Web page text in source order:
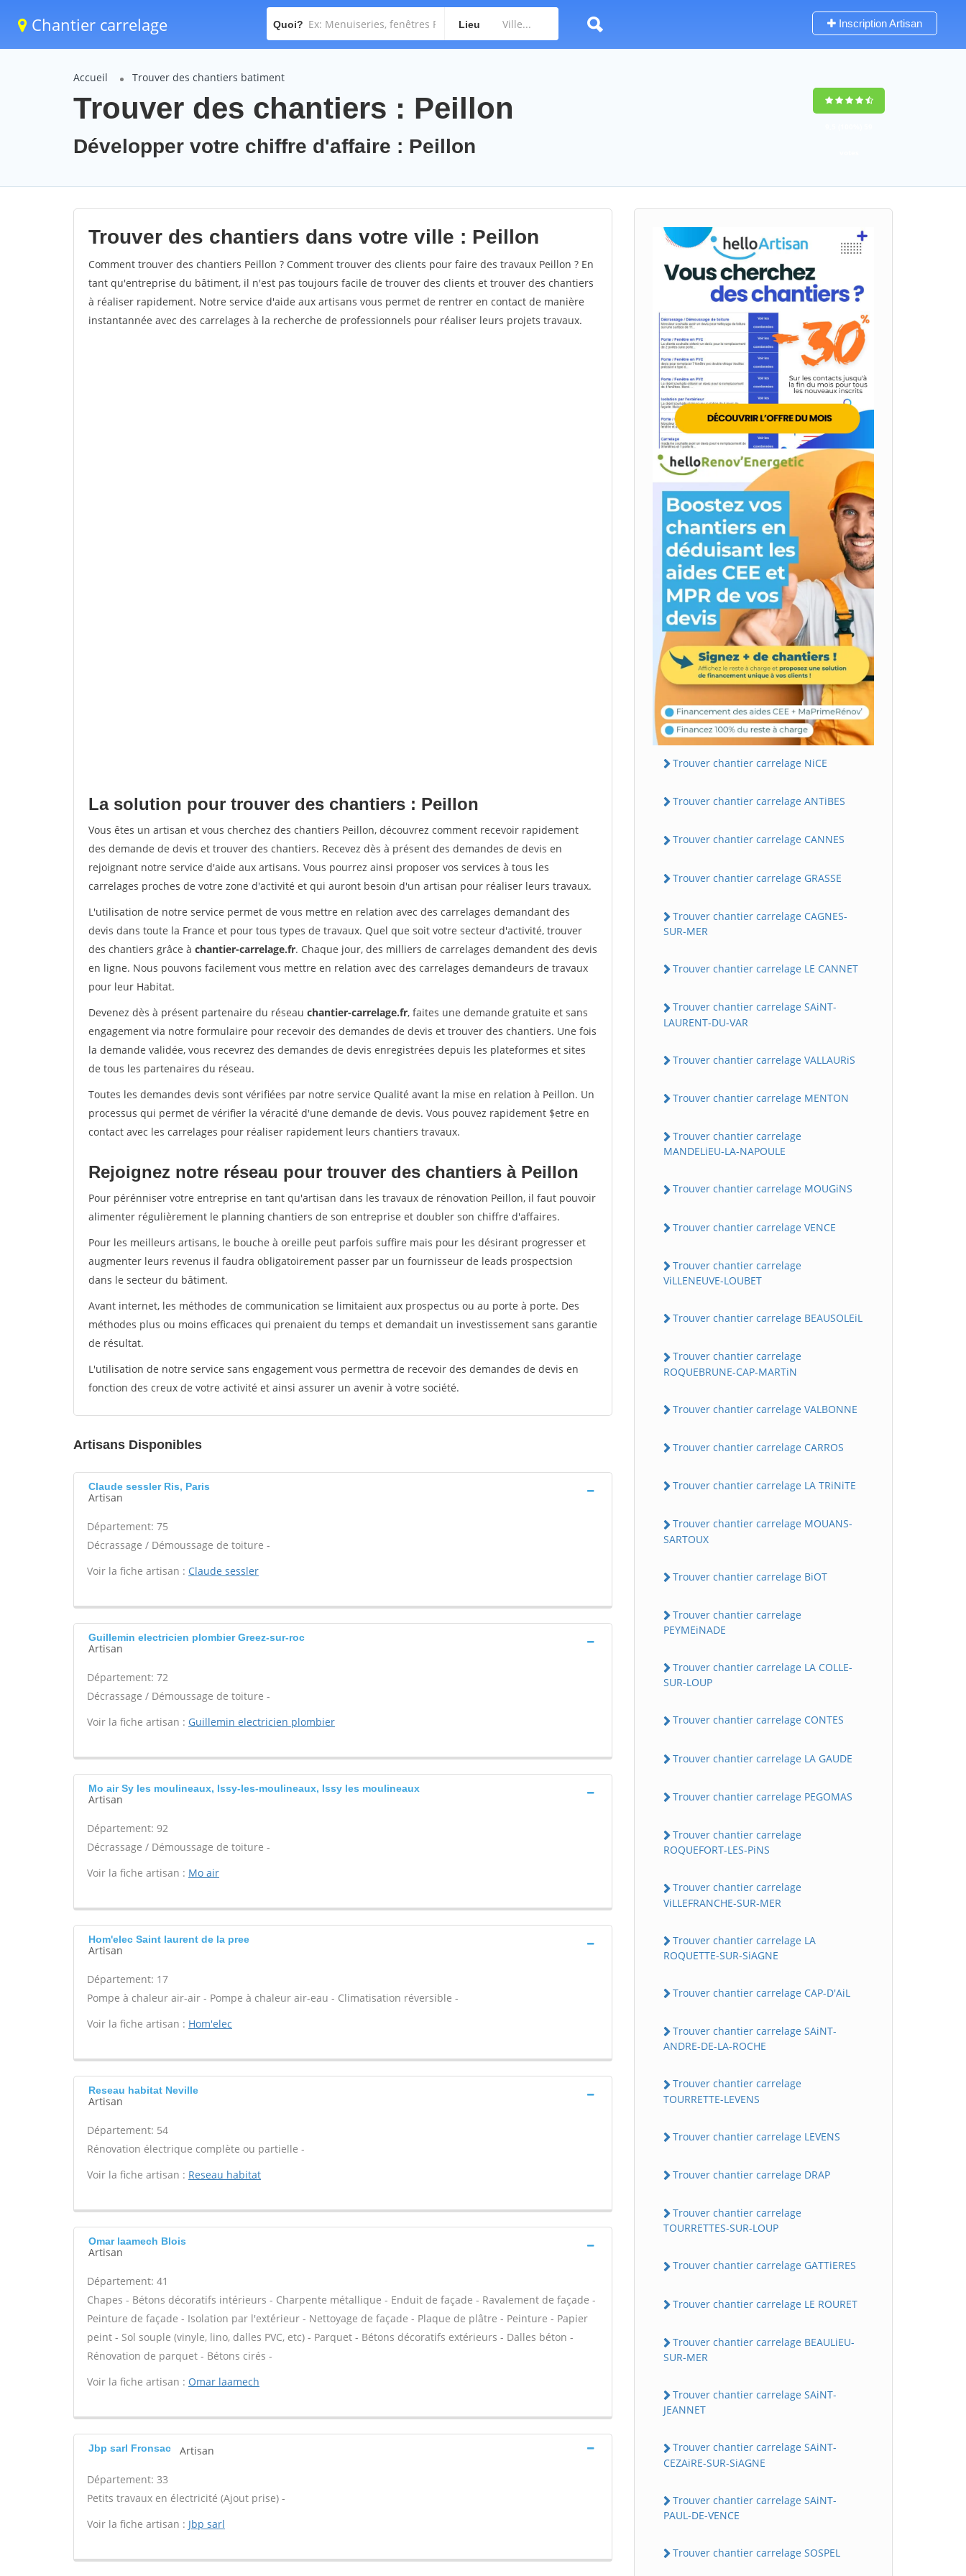
Chantier carrelage Quoi? Lieu Inscription Artisan
Accueil Trouver des chantiers batiment
Trouver des chantiers : Peillon
Développer votre chiffre d'affaire : Peillon
Trouver des chantiers dans votre ville : Peillon
Comment trouver des chantiers Peillon ? Comment trouver des clients pour faire des travaux Peillon ? En
tant qu'entreprise du bâtiment, il n'est pas toujours facile de trouver des clients et trouver des chantiers
à réaliser rapidement. Notre service d'aide aux artisans vous permet de rentrer en contact de manière
instantannée avec des carrelages à la recherche de professionnels pour réaliser leurs projets travaux.
La solution pour trouver des chantiers : Peillon
Vous êtes un artisan et vous cherchez des chantiers Peillon, découvrez comment recevoir rapidement
des demande de devis et trouver des chantiers. Recevez dès à présent des demandes de devis en
rejoignant notre service d'aide aux artisans. Vous pourrez ainsi proposer vos services à tous les
carrelages proches de votre zone d'activité et qui auront besoin d'un artisan pour réaliser leurs travaux.
L'utilisation de notre service permet de vous mettre en relation avec des carrelages demandant des
devis dans toute la France et pour tous types de travaux. Quel que soit votre secteur d'activité, trouver
des chantiers grâce à chantier-carrelage.fr. Chaque jour, des milliers de carrelages demandent des devis
en ligne. Nous pouvons facilement vous mettre en relation avec des carrelages demandeurs de travaux
pour leur Habitat.
Devenez dès à présent partenaire du réseau chantier-carrelage.fr, faites une demande gratuite et sans
engagement via notre formulaire pour recevoir des demandes de devis et trouver des chantiers. Une fois
la demande validée, vous recevrez des demandes de devis enregistrées depuis les plateformes et sites
de tous les partenaires du réseau.
Toutes les demandes devis sont vérifiées par notre service Qualité avant la mise en relation à Peillon. Un
processus qui permet de vérifier la véracité d'une demande de devis. Vous pouvez rapidement $etre en
contact avec les carrelages pour réaliser rapidement leurs chantiers travaux.
Rejoignez notre réseau pour trouver des chantiers à Peillon
Pour pérénniser votre entreprise en tant qu'artisan dans les travaux de rénovation Peillon, il faut pouvoir
alimenter régulièrement le planning chantiers de son entreprise et doubler son chiffre d'affaires.
Pour les meilleurs artisans, le bouche à oreille peut parfois suffire mais pour les désirant progresser et
augmenter leurs revenus il faudra obligatoirement passer par un fournisseur de leads prospectsion
dans le secteur du bâtiment.
Avant internet, les méthodes de communication se limitaient aux prospectus ou au porte à porte. Des
méthodes plus ou moins efficaces qui prenaient du temps et demandait un investissement sans garantie
de résultat.
L'utilisation de notre service sans engagement vous permettra de recevoir des demandes de devis en
fonction des creux de votre activité et ainsi assurer un avenir à votre société.
Artisans Disponibles
Claude sessler Ris, Paris
Artisan
Département: 75
Décrassage / Démoussage de toiture -
Voir la fiche artisan : Claude sessler
Guillemin electricien plombier Greez-sur-roc
Artisan
Département: 72
Décrassage / Démoussage de toiture -
Voir la fiche artisan : Guillemin electricien plombier
Mo air Sy les moulineaux, Issy-les-moulineaux, Issy les moulineaux
Artisan
Département: 92
Décrassage / Démoussage de toiture -
Voir la fiche artisan : Mo air
Hom'elec Saint laurent de la pree
Artisan
Département: 17
Pompe à chaleur air-air - Pompe à chaleur air-eau - Climatisation réversible -
Voir la fiche artisan : Hom'elec
Reseau habitat Neville
Artisan
Département: 54
Rénovation électrique complète ou partielle -
Voir la fiche artisan : Reseau habitat
Omar laamech Blois
Artisan
Département: 41
Chapes - Bétons décoratifs intérieurs - Charpente métallique - Enduit de façade - Ravalement de façade -
Peinture de façade - Isolation par l'extérieur - Nettoyage de façade - Plaque de plâtre - Peinture - Papier
peint - Sol souple (vinyle, lino, dalles PVC, etc) - Parquet - Bétons décoratifs extérieurs - Dalles béton -
Rénovation de parquet - Bétons cirés -
Voir la fiche artisan : Omar laamech
Jbp sarl Fronsac Artisan
Département: 33
Petits travaux en électricité (Ajout prise) -
Voir la fiche artisan : Jbp sarl
Trouver chantier carrelage NiCE
Trouver chantier carrelage ANTiBES
Trouver chantier carrelage CANNES
Trouver chantier carrelage GRASSE
Trouver chantier carrelage CAGNES-
SUR-MER
Trouver chantier carrelage LE CANNET
Trouver chantier carrelage SAiNT-
LAURENT-DU-VAR
Trouver chantier carrelage VALLAURiS
Trouver chantier carrelage MENTON
Trouver chantier carrelage
MANDELiEU-LA-NAPOULE
Trouver chantier carrelage MOUGiNS
Trouver chantier carrelage VENCE
Trouver chantier carrelage
ViLLENEUVE-LOUBET
Trouver chantier carrelage BEAUSOLEiL
Trouver chantier carrelage
ROQUEBRUNE-CAP-MARTiN
Trouver chantier carrelage VALBONNE
Trouver chantier carrelage CARROS
Trouver chantier carrelage LA TRiNiTE
Trouver chantier carrelage MOUANS-
SARTOUX
Trouver chantier carrelage BiOT
Trouver chantier carrelage
PEYMEiNADE
Trouver chantier carrelage LA COLLE-
SUR-LOUP
Trouver chantier carrelage CONTES
Trouver chantier carrelage LA GAUDE
Trouver chantier carrelage PEGOMAS
Trouver chantier carrelage
ROQUEFORT-LES-PiNS
Trouver chantier carrelage
ViLLEFRANCHE-SUR-MER
Trouver chantier carrelage LA
ROQUETTE-SUR-SiAGNE
Trouver chantier carrelage CAP-D'AiL
Trouver chantier carrelage SAiNT-
ANDRE-DE-LA-ROCHE
Trouver chantier carrelage
TOURRETTE-LEVENS
Trouver chantier carrelage LEVENS
Trouver chantier carrelage DRAP
Trouver chantier carrelage
TOURRETTES-SUR-LOUP
Trouver chantier carrelage GATTiERES
Trouver chantier carrelage LE ROURET
Trouver chantier carrelage BEAULiEU-
SUR-MER
Trouver chantier carrelage SAiNT-
JEANNET
Trouver chantier carrelage SAiNT-
CEZAiRE-SUR-SiAGNE
Trouver chantier carrelage SAiNT-
PAUL-DE-VENCE
Trouver chantier carrelage SOSPEL